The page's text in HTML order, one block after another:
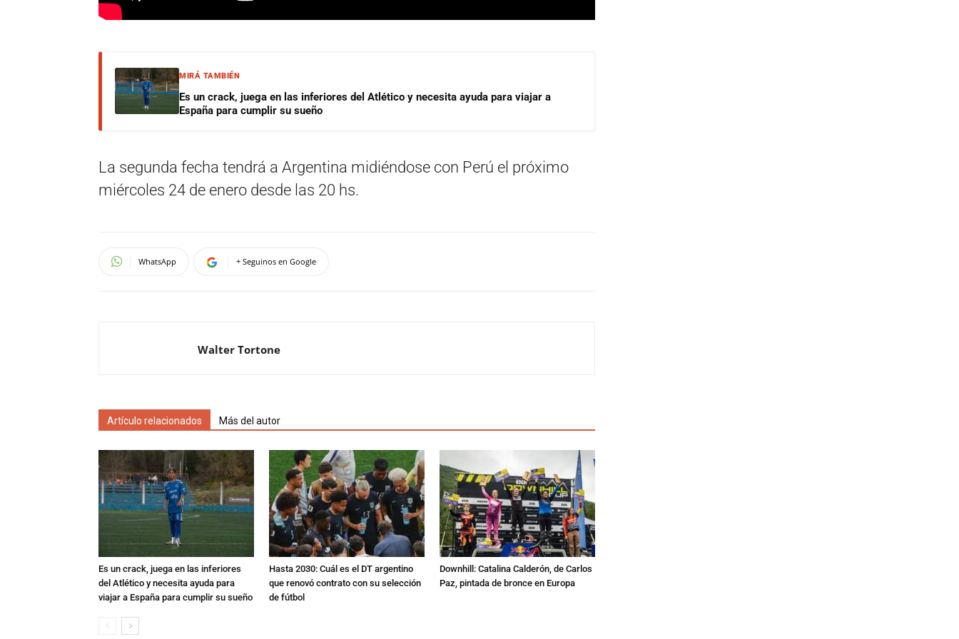
MIRÁ TAMBIÉN
Es un crack, juega en las inferiores del Atlético y necesita ayuda para viajar a
España para cumplir su sueño
La segunda fecha tendrá a Argentina midiéndose con Perú el próximo
miércoles 24 de enero desde las 20 hs.
WhatsApp + Seguinos en Google
Walter Tortone
Artículo relacionados Más del autor
Es un crack, juega en las inferiores
del Atlético y necesita ayuda para
viajar a España para cumplir su sueño
Hasta 2030: Cuál es el DT argentino
que renovó contrato con su selección
de fútbol
Downhill: Catalina Calderón, de Carlos
Paz, pintada de bronce en Europa